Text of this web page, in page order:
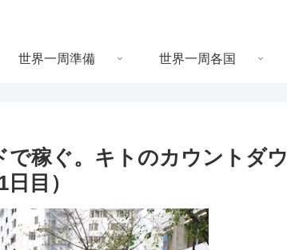
世界一周準備 世界一周各国
で稼ぐ。キトのカウントダウ
目）